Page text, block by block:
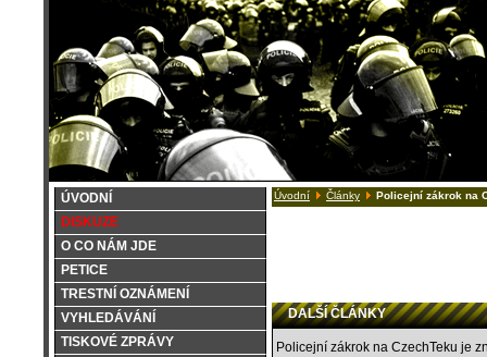
ÚVODNÍ
DISKUZE
O CO NÁM JDE
PETICE
TRESTNÍ OZNÁMENÍ
VYHLEDÁVÁNÍ
TISKOVÉ ZPRÁVY
Úvodní Články Policejní zákrok na
DALŠÍ ČLÁNKY
Policejní zákrok na CzechTeku je